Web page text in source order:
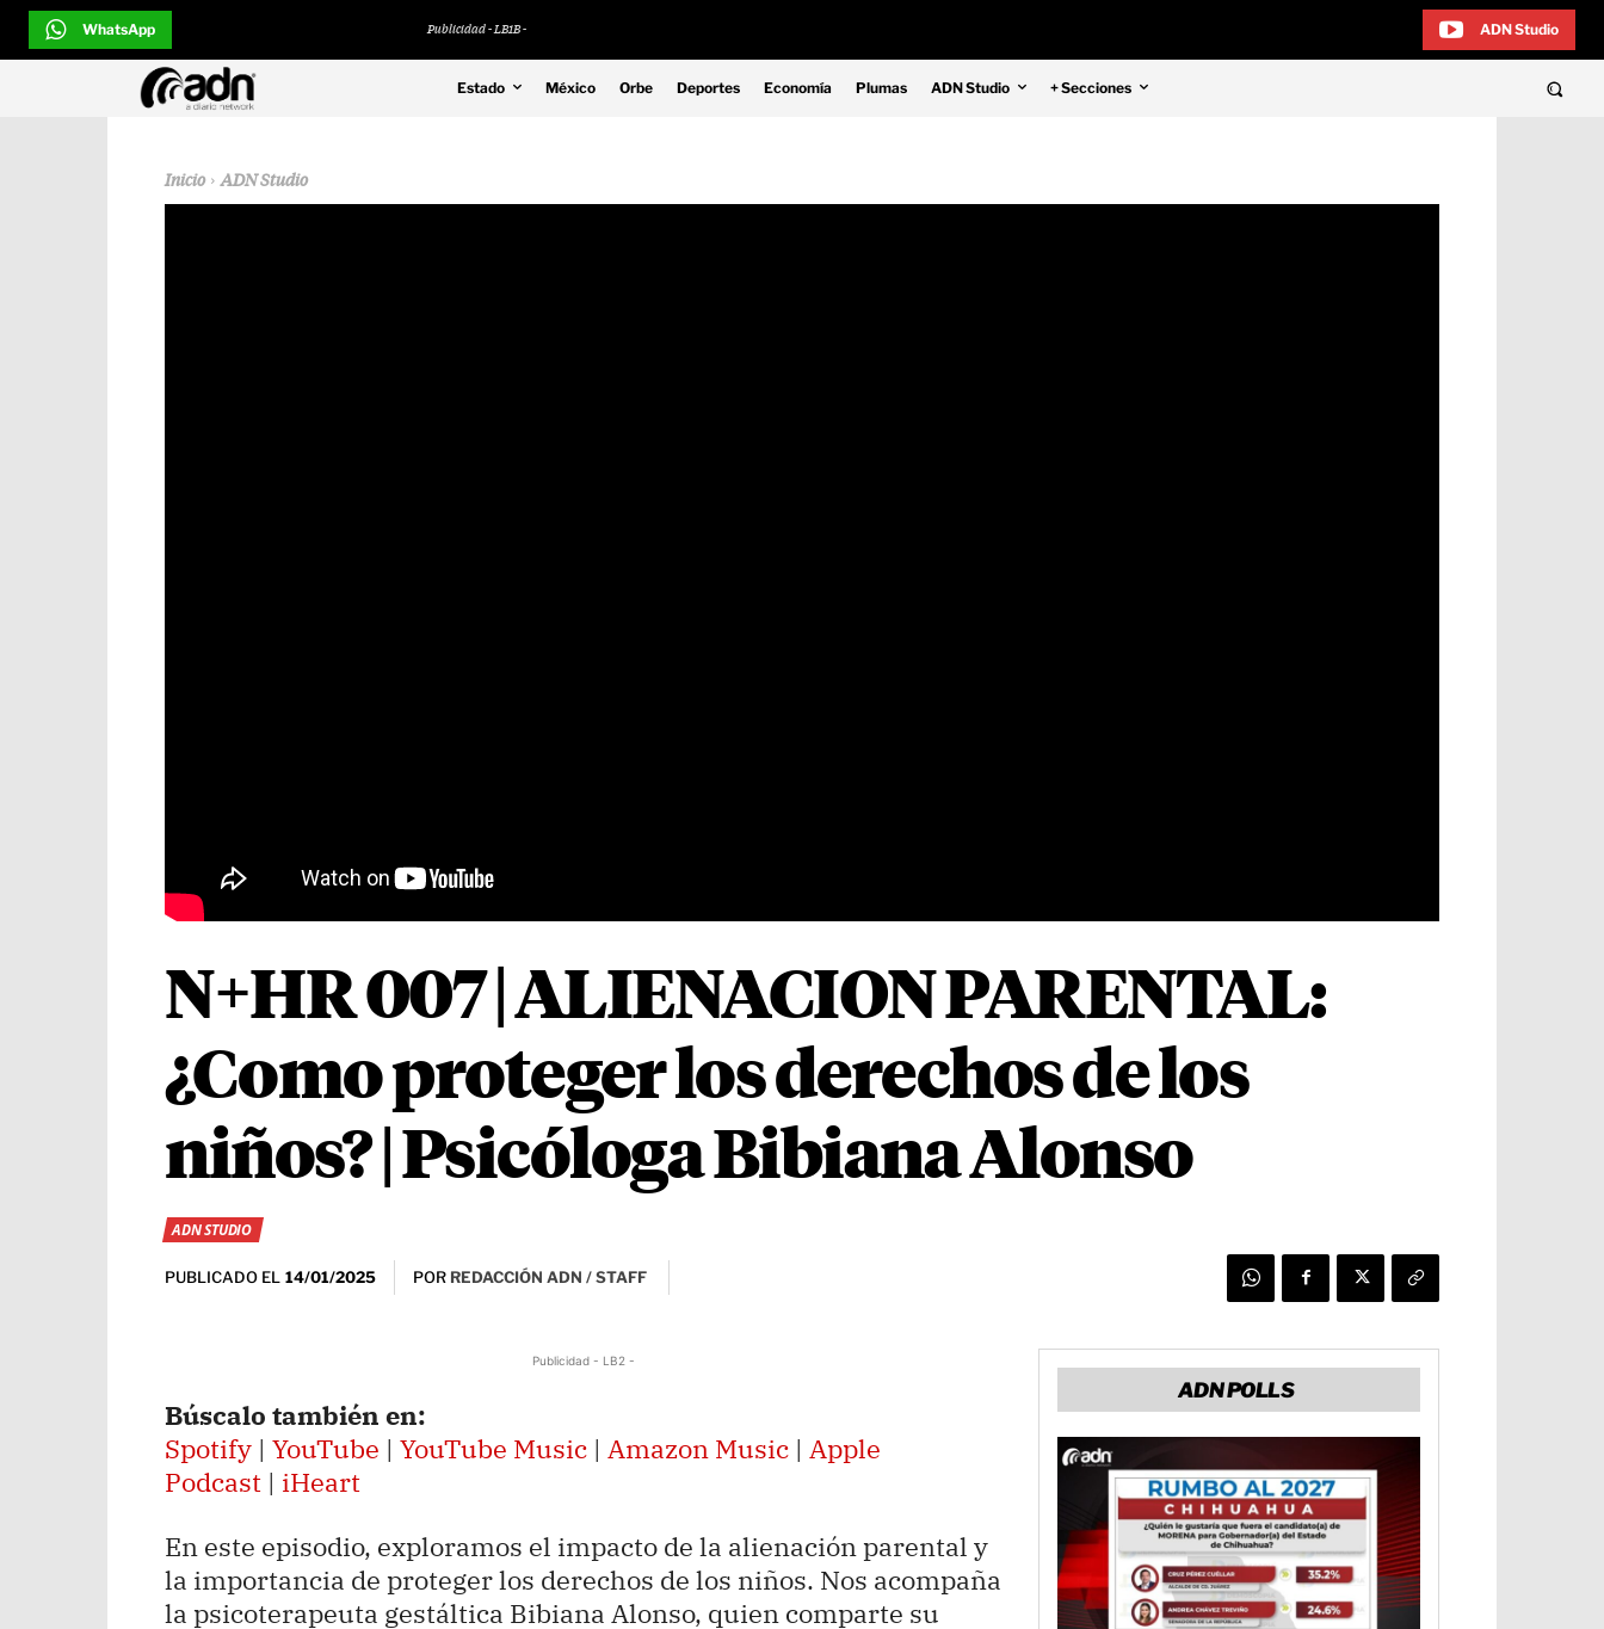
WhatsApp Publicidad - LB1B - ADN Studio
Estado México Orbe Deportes Economía Plumas ADN Studio + Secciones
Inicio ADN Studio
N+HR 007 | ALIENACION PARENTAL:
¿Como proteger los derechos de los
niños? | Psicóloga Bibiana Alonso
ADN STUDIO
PUBLICADO EL 14/01/2025 POR REDACCIÓN ADN / STAFF
Publicidad - LB2 -
Búscalo también en:
Spotify | YouTube | YouTube Music | Amazon Music | Apple
Podcast | iHeart
En este episodio, exploramos el impacto de la alienación parental y
la importancia de proteger los derechos de los niños. Nos acompaña
la psicoterapeuta gestáltica Bibiana Alonso, quien comparte su
ADN POLLS